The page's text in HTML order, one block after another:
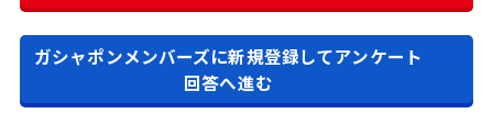
ガシャポンメンバーズに新規登録してアンケート
回答へ進む